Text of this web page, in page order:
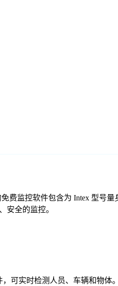
费监控软件包含为 Intex 型号
安全的监控。
可实时检测人员、车辆和物